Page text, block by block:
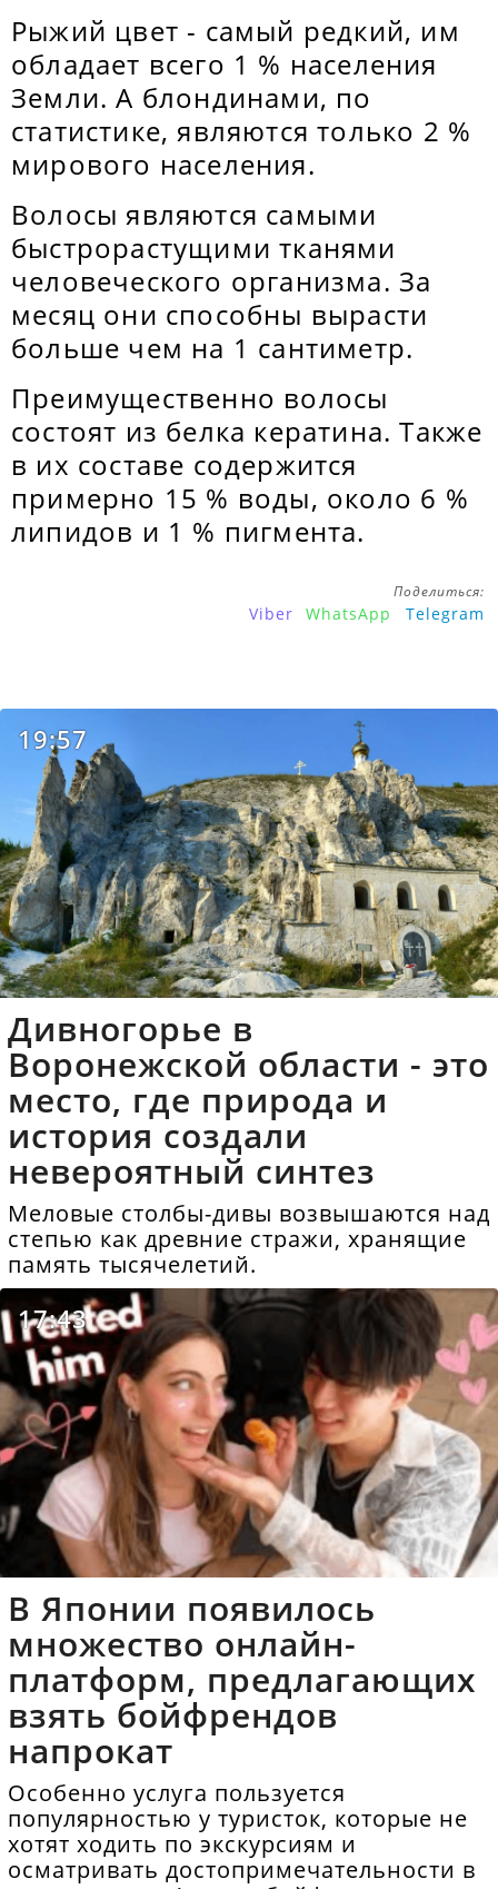
Рыжий цвет - самый редкий, им
обладает всего 1 % населения
Земли. А блондинами, по
статистике, являются только 2 %
мирового населения.
Волосы являются самыми
быстрорастущими тканями
человеческого организма. За
месяц они способны вырасти
больше чем на 1 сантиметр.
Преимущественно волосы
состоят из белка кератина. Также
в их составе содержится
примерно 15 % воды, около 6 %
липидов и 1 % пигмента.
Поделиться:
Viber WhatsApp Telegram
19:57
Дивногорье в
Воронежской области - это
место, где природа и
история создали
невероятный синтез
Меловые столбы-дивы возвышаются над
степью как древние стражи, хранящие
память тысячелетий.
17:43
В Японии появилось
множество онлайн-
платформ, предлагающих
взять бойфрендов
напрокат
Особенно услуга пользуется
популярностью у туристок, которые не
хотят ходить по экскурсиям и
осматривать достопримечательности в